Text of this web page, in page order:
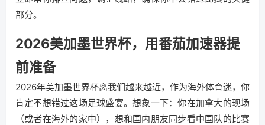
部分。
2026美加墨世界杯，用番茄加速器提
前准备
2026年美加墨世界杯离我们越来越近，作为海外体育迷，你
肯定不想错过这场足球盛宴。想象一下：你在加拿大的现场
（或者在海外的家中），想和国内朋友同步看中国队的比赛